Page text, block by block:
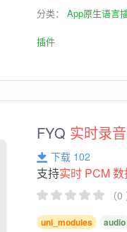
分类：App原生语言
插件
FYQ 实时录音
下载 102
支持实时 PCM
（
uni_modules audio